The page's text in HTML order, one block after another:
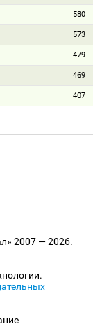
580
573
479
469
407
2007 — 2026.